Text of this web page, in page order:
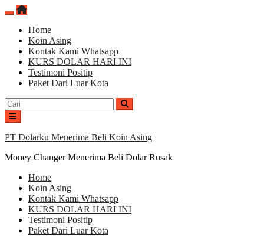
Lompat
kontenHome
Koin Asing
Kontak Kami Whatsapp
KURS DOLAR HARI INI
Testimoni Positip
Paket Dari Luar Kota
Cari
untuk:
PT Dolarku Menerima Beli Koin Asing
Money Changer Menerima Beli Dolar Rusak
Home
Koin Asing
Kontak Kami Whatsapp
KURS DOLAR HARI INI
Testimoni Positip
Paket Dari Luar Kota